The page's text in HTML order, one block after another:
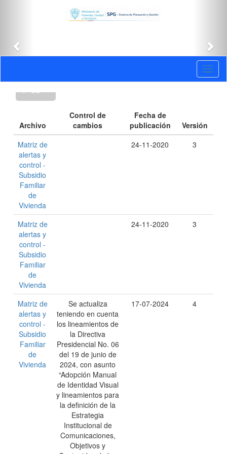
F-08
Archivo
Control de
cambios
Fecha de
publicación
Versión
Matriz de
alertas y
control -
Subsidio
Familiar
de
Vivienda
24-11-2020 3
Matriz de
alertas y
control -
Subsidio
Familiar
de
Vivienda
24-11-2020 3
Matriz de
alertas y
control -
Subsidio
Familiar
de
Vivienda
Se actualiza
teniendo en cuenta
los lineamientos de
la Directiva
Presidencial No. 06
del 19 de junio de
2024, con asunto
“Adopción Manual
de Identidad Visual
y lineamientos para
la definición de la
Estrategia
Institucional de
Comunicaciones,
Objetivos y
17-07-2024 4